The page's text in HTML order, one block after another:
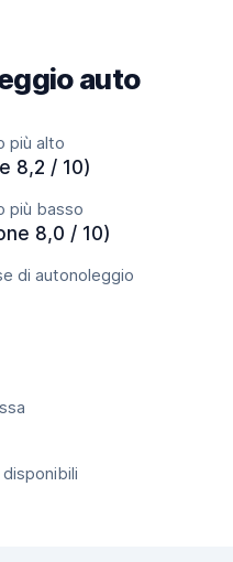
auto
più alto
8,2 / 10)
più basso
8,0 / 10)
di autonoleggio